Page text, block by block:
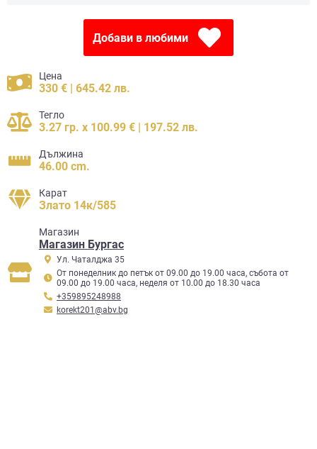
Добави в любими
Цена
330 € | 645.42 лв.
Тегло
3.27 гр. x 100.99 € | 197.52 лв.
Дължина
46.00 cm.
Карат
Злато 14к/585
Mагазин
Магазин Бургас
Ул. Чаталджа 35
От понеделник до петък от 09.00 до 19.00 часа, събота от
09.00 до 19.00 часа, неделя от 10.00 до 18.30 часа
+359895248988
korekt201@abv.bg